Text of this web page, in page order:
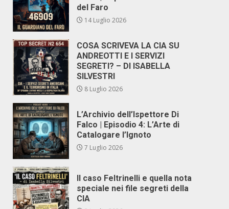
del Faro
14 Luglio 2026
COSA SCRIVEVA LA CIA SU
ANDREOTTI E I SERVIZI
SEGRETI? – DI ISABELLA
SILVESTRI
8 Luglio 2026
L’Archivio dell’Ispettore Di
Falco | Episodio 4: L’Arte di
Catalogare l’Ignoto
7 Luglio 2026
Il caso Feltrinelli e quella nota
speciale nei file segreti della
CIA